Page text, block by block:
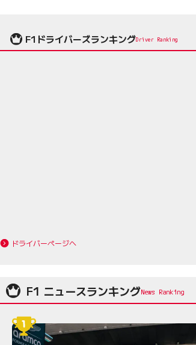
F1ドライバーズランキングDriver Ranking
ドライバーページへ
F1 ニュースランキング